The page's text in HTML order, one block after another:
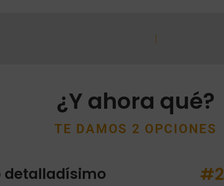
¿Y ahora qué?
TE DAMOS 2 OPCIONES
detalladísimo #2